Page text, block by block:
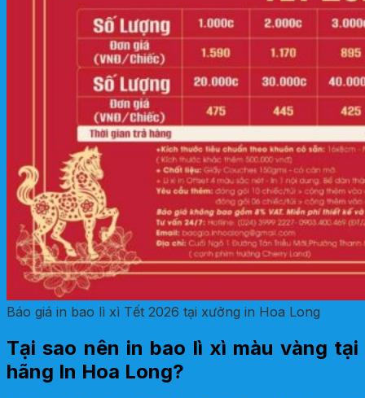
Báo giá in bao lì xì Tết 2026 tại xưởng in Hoa Long
Tại sao nên in bao lì xì màu vàng tại
hãng In Hoa Long?